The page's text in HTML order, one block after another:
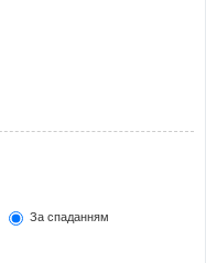
За спаданням